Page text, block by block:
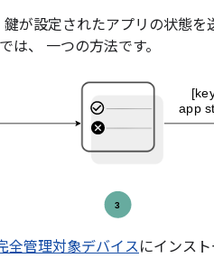
が設定されたアプリの状態を
は、 一つの方法です。
全管理対象デバイスにインス